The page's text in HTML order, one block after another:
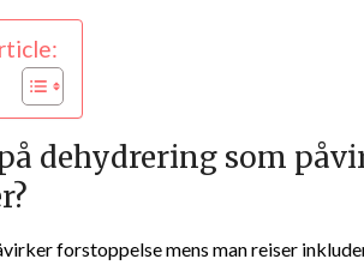
dehydrering som
forstoppelse mens man reiser